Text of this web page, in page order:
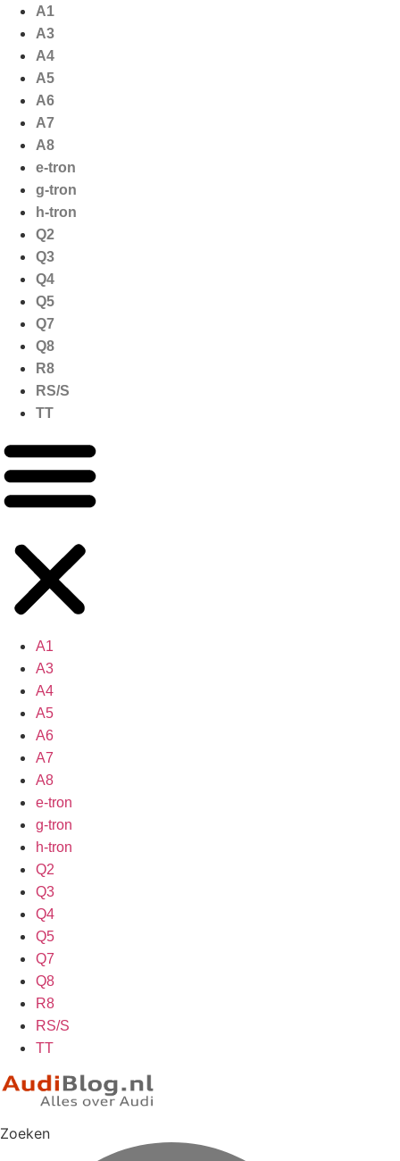
naar
inhoud
A1
A3
A4
A5
A6
A7
A8
e-tron
g-tron
h-tron
Q2
Q3
Q4
Q5
Q7
Q8
R8
RS/S
TT
A1
A3
A4
A5
A6
A7
A8
e-tron
g-tron
h-tron
Q2
Q3
Q4
Q5
Q7
Q8
R8
RS/S
TT
Zoeken